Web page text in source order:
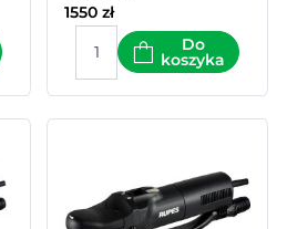
1550 zł
Do
koszyka